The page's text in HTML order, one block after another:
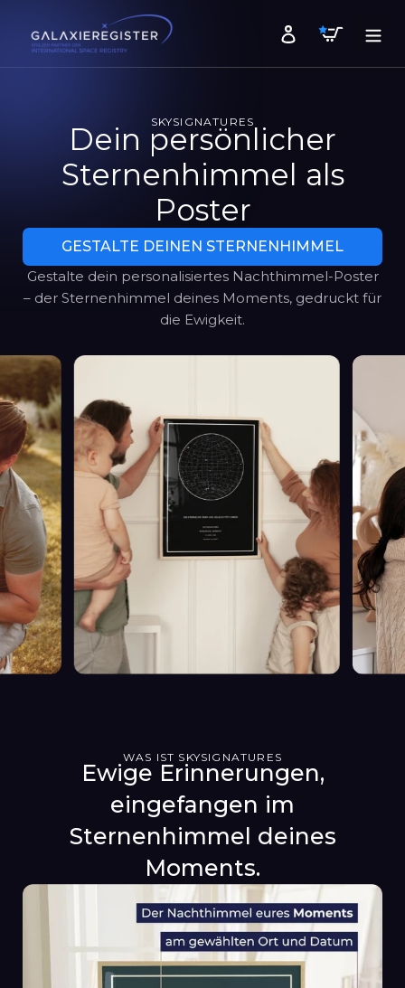
zum
Inhalt
Einloggen
SKYSIGNATURES
Dein persönlicher
Sternenhimmel als
Poster
GESTALTE DEINEN STERNENHIMMEL
Gestalte dein personalisiertes Nachthimmel-Poster
– der Sternenhimmel deines Moments, gedruckt für
die Ewigkeit.
WAS IST SKYSIGNATURES
Ewige Erinnerungen,
eingefangen im
Sternenhimmel deines
Moments.